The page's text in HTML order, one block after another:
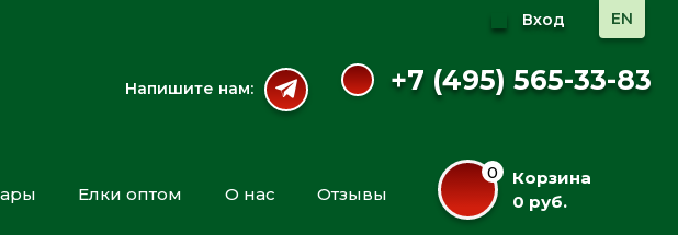
Вход EN
Напишите нам: +7 (495) 565-33-83
Елки оптом О нас Отзывы
0
Корзина
0 руб.